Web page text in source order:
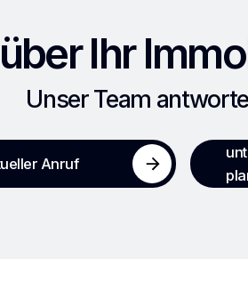
Ihr
Unser Team
Anruf